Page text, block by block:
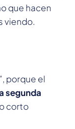
que hacen
viendo.
porque el
segunda
corto